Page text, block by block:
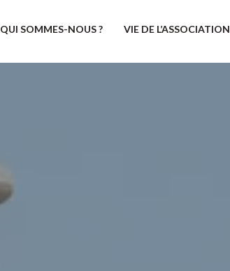
QUI SOMMES-NOUS ? VIE DE L’ASSOCIATION